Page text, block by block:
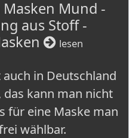
Masken Mund -
aus Stoff -
lesen
in Deutschland
kann man nicht
für eine Maske man
wählbar.